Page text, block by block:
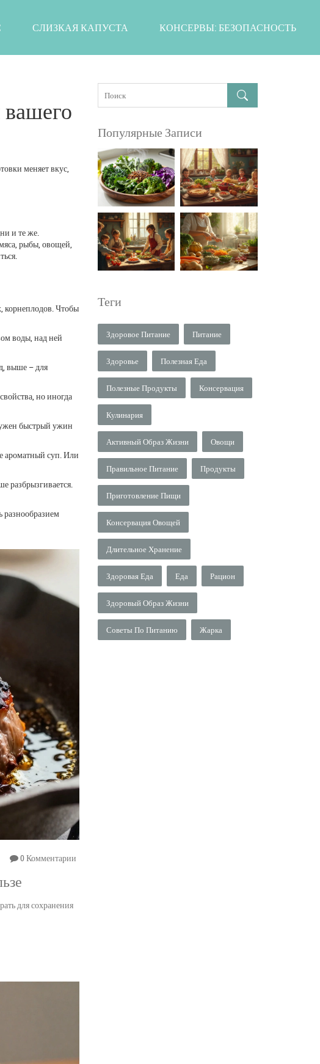
СЛИЗКАЯ КАПУСТА КОНСЕРВЫ: БЕЗОПАСНОСТЬ
меняет вкус,
и те же.
рыбы, овощей,
корнеплодов. Чтобы
воды, над ней
выше – для
но иногда
быстрый ужин
ароматный суп. Или
разбрызгивается.
разнообразием
0 Комментарии
для сохранения
Популярные Записи
Теги
Здоровое Питание Питание
Здоровье Полезная Еда
Полезные Продукты Консервация
Кулинария
Активный Образ Жизни Овощи
Правильное Питание Продукты
Приготовление Пищи
Консервация Овощей
Длительное Хранение
Здоровая Еда Еда Рацион
Здоровый Образ Жизни
Советы По Питанию Жарка